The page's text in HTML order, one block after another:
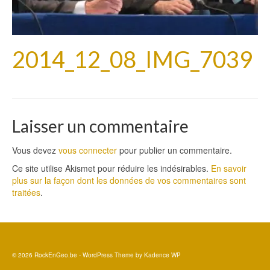
2014_12_08_IMG_7039
Laisser un commentaire
Vous devez vous connecter pour publier un commentaire.
Ce site utilise Akismet pour réduire les indésirables. En savoir
plus sur la façon dont les données de vos commentaires sont
traitées.
© 2026 RockEnGeo.be - WordPress Theme by Kadence WP